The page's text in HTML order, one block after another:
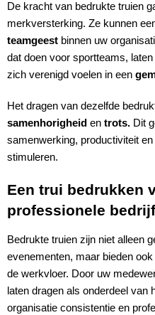
De kracht van bedrukte truien
merkversterking. Ze kunnen
teamgeestbinnen uw
dat doen voor sportteams,
zich verenigd voelen in een
Het dragen van dezelfde
samenhorigheid en trots.Dit
samenwerking, productiviteit en
stimuleren.
Een trui bedrukken
professionele
Bedrukte truien zijn niet alleen
evenementen, maar bieden ook
de werkvloer. Door uw
laten dragen als onderdeel van
organisatie consistentie en